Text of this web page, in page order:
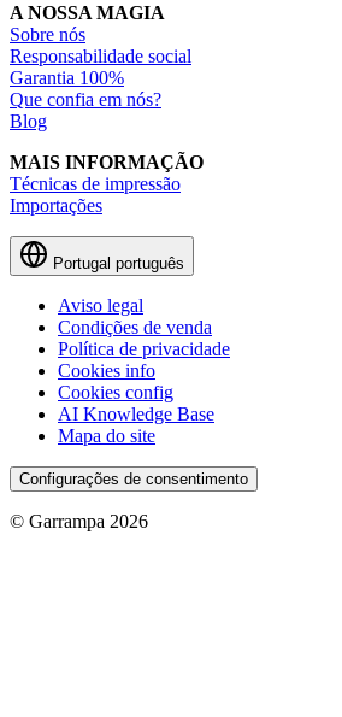
A NOSSA MAGIA
Sobre nós
Responsabilidade social
Garantia 100%
Que confia em nós?
Blog
MAIS INFORMAÇÃO
Técnicas de impressão
Importações
Portugal português
Aviso legal
Condições de venda
Política de privacidade
Cookies info
Cookies config
AI Knowledge Base
Mapa do site
Configurações de consentimento
© Garrampa 2026